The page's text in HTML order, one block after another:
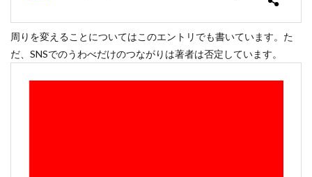
周りを変えることについてはこのエントリでも書いています。た
だ、SNSでのうわべだけのつながりは著者は否定しています。